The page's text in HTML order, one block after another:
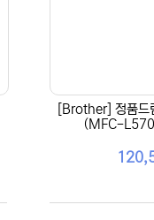
[Brother] 정품
(MFC-